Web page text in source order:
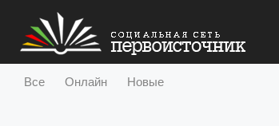
Все Онлайн Новые